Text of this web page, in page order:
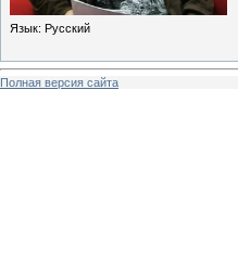
Язык: Русский
Полная версия сайта